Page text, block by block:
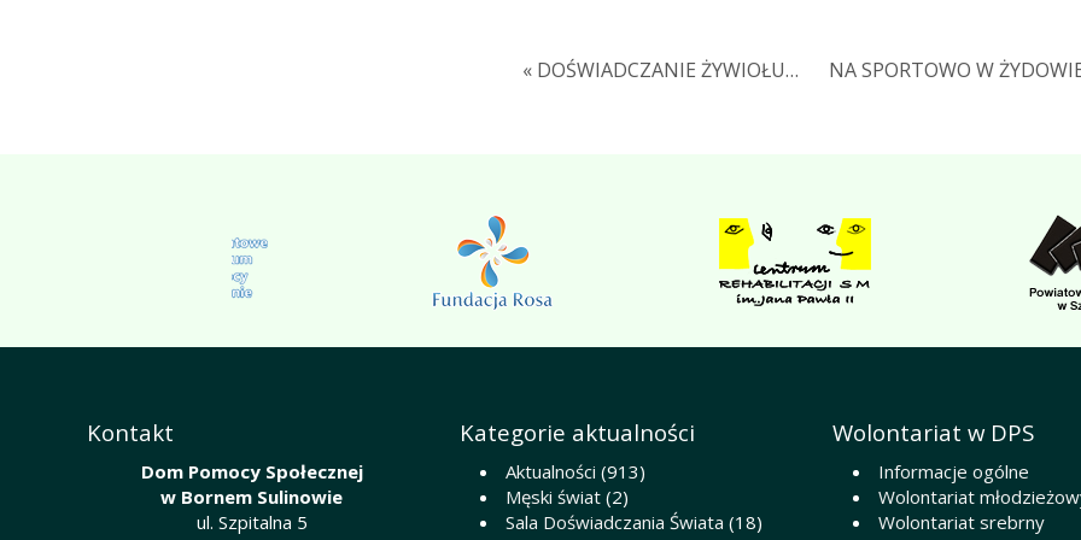
« DOŚWIADCZANIE ŻYWIOŁU… NA SPORTOWO W
Kontakt
Dom Pomocy Społecznej
w Bornem Sulinowie
ul. Szpitalna 5
Kategorie aktualności
Aktualności (913)
Męski świat (2)
Sala Doświadczania Świata (18)
Wolontariat w DPS
Informacje ogólne
Wolontariat
Wolontariat srebrny